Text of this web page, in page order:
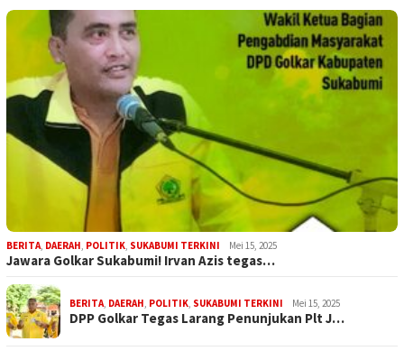
BERITA, DAERAH, POLITIK, SUKABUMI TERKINI Mei 15, 2025
Jawara Golkar Sukabumi! Irvan Azis tegas…
BERITA, DAERAH, POLITIK, SUKABUMI TERKINI Mei 15, 2025
DPP Golkar Tegas Larang Penunjukan Plt J…